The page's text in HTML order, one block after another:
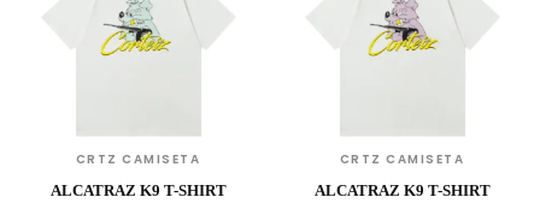
CRTZ CAMISETA
ALCATRAZ K9 T-SHIRT
CRTZ CAMISETA
ALCATRAZ K9 T-SHIRT